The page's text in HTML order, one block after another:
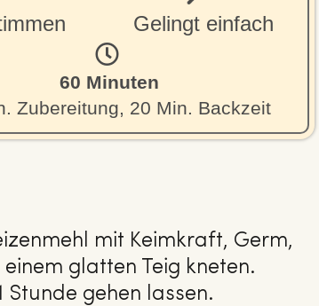
Gelingt einfach
60 Minuten
Zubereitung, 20 Min. Backzeit
mit Keimkraft, Germ,
glatten Teig kneten.
Stunde gehen lassen.